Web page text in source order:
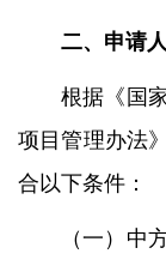
二、申请
根据《国
项目管理办法
合以下条件：
（一）中